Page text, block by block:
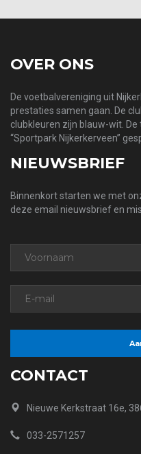
OVER ONS
De voetbalvereniging uit
prestaties samen gaan. De
clubkleuren zijn blauw-wit.
“Sportpark Nijkerkerveen”
NIEUWSBRIEF
Binnenkort starten we met
deze email nieuwsbrief en
CONTACT
Nieuwe Kerkstraat 16e,
033-2571257